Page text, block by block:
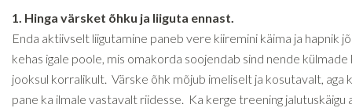
1. Hinga värsket õhku ja liiguta ennast.
Enda aktiivselt liigutamine paneb vere kiiremini käima ja hapnik
kehas igale poole, mis omakorda soojendab sind nende külmade
jooksul korralikult. Värske õhk mõjub imeliselt ja kosutavalt, aga
pane ka ilmale vastavalt riidesse. Ka kerge treening jalutuskäigu